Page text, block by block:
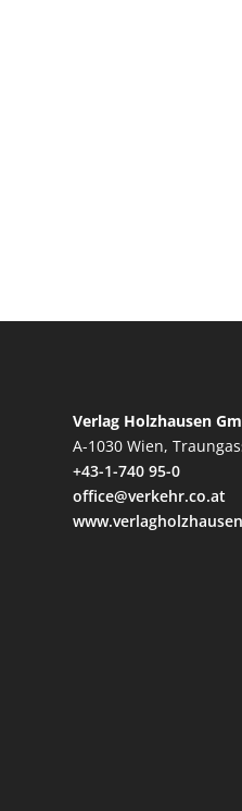
Verlag Holzhausen
A-1030 Wien,
+43-1-740 95-0
office@verkehr.co.at